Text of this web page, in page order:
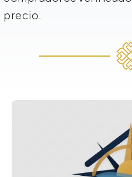
precio.